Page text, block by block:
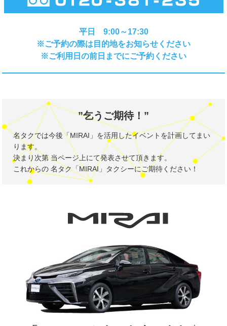
平日 9:00～17:30
※ご予約の際は目的地をお知らせください
※ご利用日の前日までにご予約ください
乞うご期待！
名タクでは今後「MIRAI」を活用したイベントを計画してまい
ります。
決まり次第 当ページ上にて発表させて頂きます。
これからの 名タク「MIRAI」タクシーにご期待ください！